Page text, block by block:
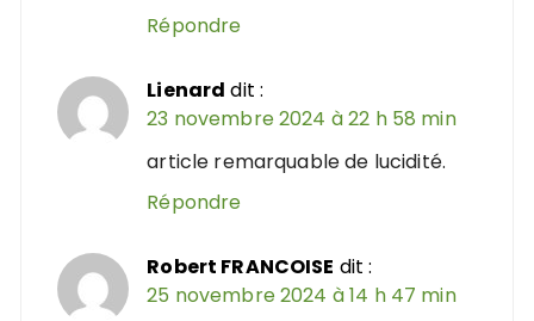
Répondre
Lienard dit :
23 novembre 2024 à 22 h 58 min
article remarquable de lucidité.
Répondre
Robert FRANCOISE dit :
25 novembre 2024 à 14 h 47 min